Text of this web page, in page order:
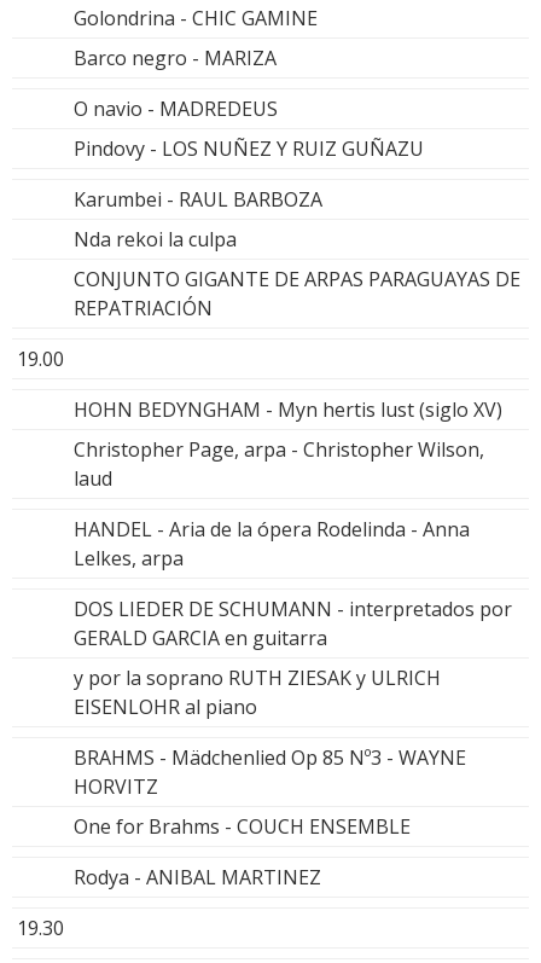
Golondrina - CHIC GAMINE
Barco negro - MARIZA
O navio - MADREDEUS
Pindovy - LOS NUÑEZ Y RUIZ GUÑAZU
Karumbei - RAUL BARBOZA
Nda rekoi la culpa
CONJUNTO GIGANTE DE ARPAS PARAGUAYAS DE
REPATRIACIÓN
19.00
HOHN BEDYNGHAM - Myn hertis lust (siglo XV)
Christopher Page, arpa - Christopher Wilson,
laud
HANDEL - Aria de la ópera Rodelinda - Anna
Lelkes, arpa
DOS LIEDER DE SCHUMANN - interpretados por
GERALD GARCIA en guitarra
y por la soprano RUTH ZIESAK y ULRICH
EISENLOHR al piano
BRAHMS - Mädchenlied Op 85 Nº3 - WAYNE
HORVITZ
One for Brahms - COUCH ENSEMBLE
Rodya - ANIBAL MARTINEZ
19.30